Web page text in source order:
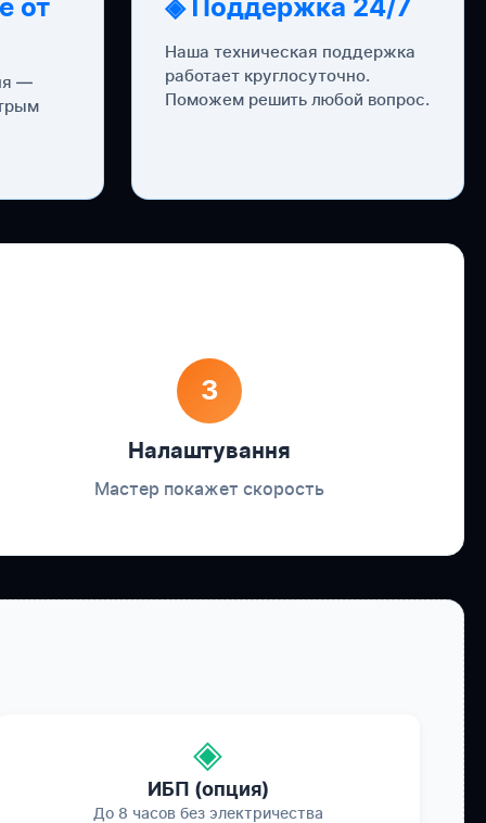
от
—
◈ Поддержка 24/7
Наша техническая поддержка
работает круглосуточно.
Поможем решить любой вопрос.
3
Налаштування
Мастер покажет скорость
◈
ИБП (опция)
До 8 часов без электричества